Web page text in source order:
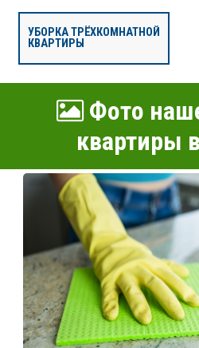
УБОРКА ТРЁХКОМНАТНОЙ
КВАРТИРЫ
Фото
квартиры